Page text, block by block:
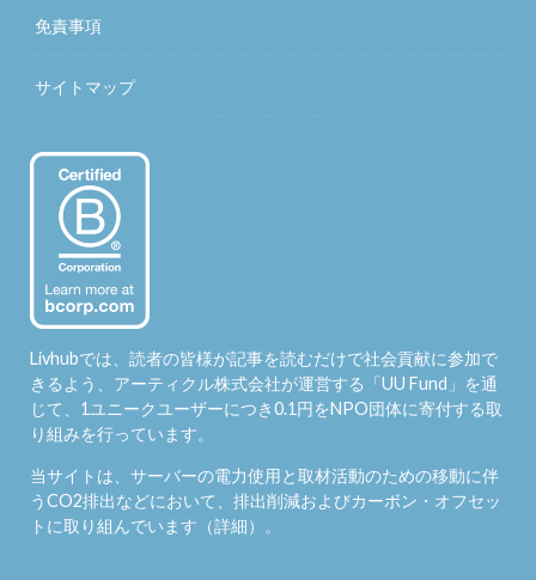
免責事項
サイトマップ
Livhubでは、読者の皆様が記事を読むだけで社会貢献に参加で
きるよう、アーティクル株式会社が運営する「UU Fund 」を通
じて、1ユニークユーザーにつき0.1円をNPO団体に寄付する取
り組みを行っています。
当サイトは、サーバーの電力使用と取材活動のための移動に伴
うCO2排出などにおいて、排出削減およびカーボン・オフセッ
トに取り組んでいます（詳細）。